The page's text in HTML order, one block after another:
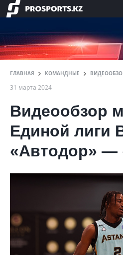
ГЛАВНАЯ КОМАНДНЫЕ
31 марта 2024
Видеообзор
Единой лиги
«Автодор» —